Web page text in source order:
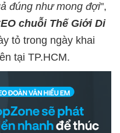
đúng như mong đợi",
chuỗi Thế Giới Di
tỏ trong ngày khai
tại TP.HCM.